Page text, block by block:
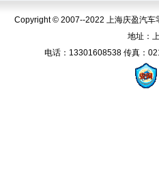
Copyright © 2007--2022 上海庆盈汽
地址：
电话：13301608538 传真：